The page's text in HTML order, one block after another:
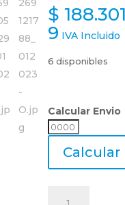
$
9 IVA Incluido
6 disponibles
Calcular Envio
Calcular
Calcular